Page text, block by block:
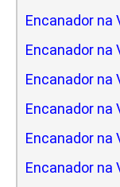
Encanador na
Encanador na
Encanador na
Encanador na
Encanador na
Encanador na